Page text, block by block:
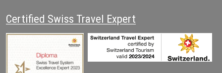
Certified Swiss Travel Expert